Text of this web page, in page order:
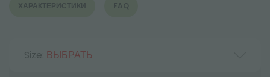
ХАРАКТЕРИСТИКИ FAQ
Size: ВЫБРАТЬ